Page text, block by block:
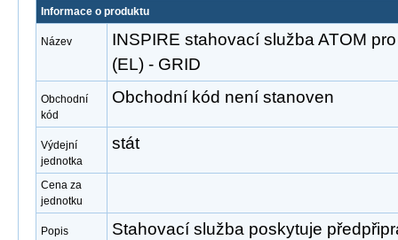
Informace o produktu
Název
INSPIRE stahovací služba ATOM
(EL) - GRID
Obchodní
kód
Obchodní kód není stanoven
Výdejní
jednotka
stát
Cena za
jednotku
Popis
Stahovací služba poskytuje